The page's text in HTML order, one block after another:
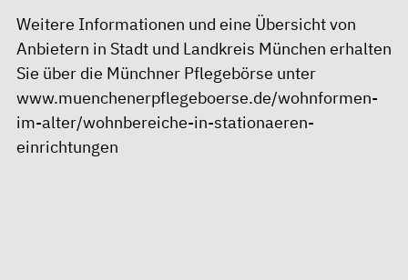
Weitere Informationen und eine Übersicht von
Anbietern in Stadt und Landkreis München erhalten
Sie über die Münchner Pflegebörse unter
www.muenchenerpflegeboerse.de/wohnformen-
im-alter/wohnbereiche-in-stationaeren-
einrichtungen